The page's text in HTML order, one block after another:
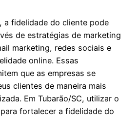
a fidelidade do cliente pode
de estratégias de marketing
marketing, redes sociais e
online. Essas
que as empresas se
clientes de maneira mais
Em Tubarão/SC, utilizar o
fortalecer a fidelidade do